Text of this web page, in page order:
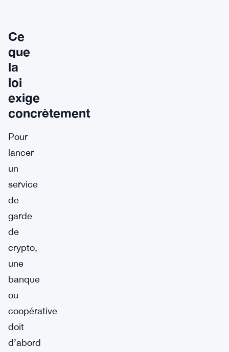
Ce
que
la
loi
exige
concrètement
Pour
lancer
un
service
de
garde
de
crypto,
une
banque
ou
coopérative
doit
d’abord